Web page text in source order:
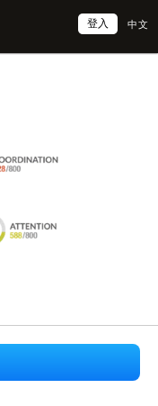
中文
登入